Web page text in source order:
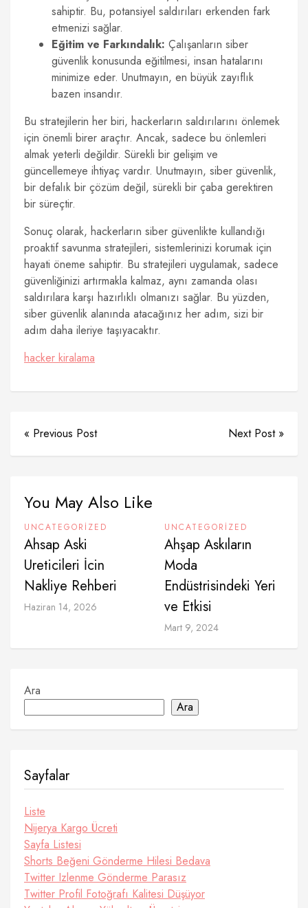
sahiptir. Bu, potansiyel saldırıları erkenden fark
etmenizi sağlar.
Eğitim ve Farkındalık: Çalışanların siber
güvenlik konusunda eğitilmesi, insan hatalarını
minimize eder. Unutmayın, en büyük zayıflık
bazen insandır.
Bu stratejilerin her biri, hackerların saldırılarını önlemek
için önemli birer araçtır. Ancak, sadece bu önlemleri
almak yeterli değildir. Sürekli bir gelişim ve
güncellemeye ihtiyaç vardır. Unutmayın, siber güvenlik,
bir defalık bir çözüm değil, sürekli bir çaba gerektiren
bir süreçtir.
Sonuç olarak, hackerların siber güvenlikte kullandığı
proaktif savunma stratejileri, sistemlerinizi korumak için
hayati öneme sahiptir. Bu stratejileri uygulamak, sadece
güvenliğinizi artırmakla kalmaz, aynı zamanda olası
saldırılara karşı hazırlıklı olmanızı sağlar. Bu yüzden,
siber güvenlik alanında atacağınız her adım, sizi bir
adım daha ileriye taşıyacaktır.
hacker kiralama
« Previous Post Next Post »
You May Also Like
UNCATEGORIZED
Ahsap Aski
Ureticileri İcin
Nakliye Rehberi
Haziran 14, 2026
UNCATEGORIZED
Ahşap Askıların
Moda
Endüstrisindeki Yeri
ve Etkisi
Mart 9, 2024
Ara
Ara
Sayfalar
Liste
Nijerya Kargo Ücreti
Sayfa Listesi
Shorts Beğeni Gönderme Hilesi Bedava
Twitter Izlenme Gönderme Parasız
Twitter Profil Fotoğrafı Kalitesi Düşüyor